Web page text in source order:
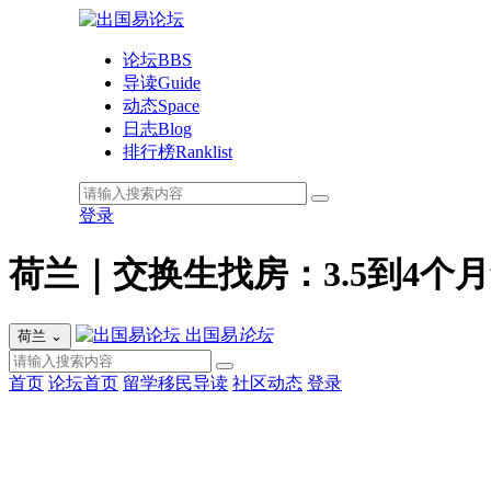
论坛BBS
导读Guide
动态Space
日志Blog
排行榜Ranklist
登录
荷兰｜交换生找房：3.5到4个
荷兰 ⌄ 出国易论坛
首页 论坛首页 留学移民导读 社区动态 登录